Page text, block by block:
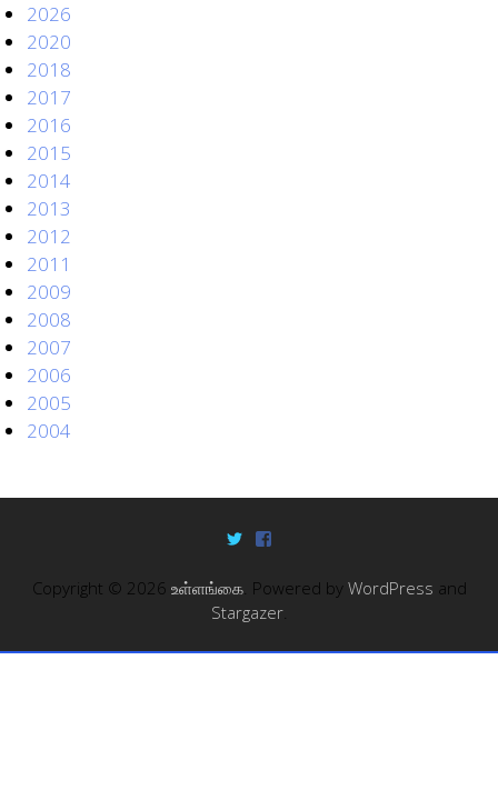
2026
2020
2018
2017
2016
2015
2014
2013
2012
2011
2009
2008
2007
2006
2005
2004
Copyright © 2026 உள்ளங்கை. Powered by WordPress and
Stargazer.